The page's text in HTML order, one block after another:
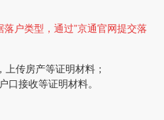
落户类型，通过”京通官网提交落
传房产等证明材料；
口接收等证明材料。